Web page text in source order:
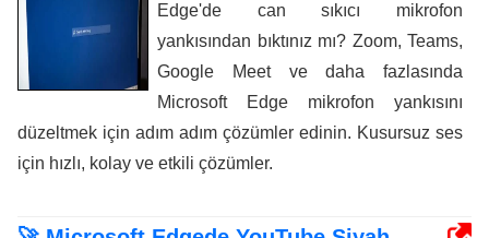
Edge'de can sıkıcı mikrofon
yankısından bıktınız mı? Zoom, Teams,
Google Meet ve daha fazlasında
Microsoft Edge mikrofon yankısını
düzeltmek için adım adım çözümler edinin. Kusursuz ses
için hızlı, kolay ve etkili çözümler.